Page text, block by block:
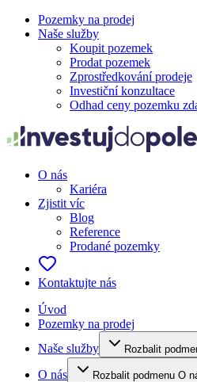
Pozemky na prodej
Naše služby
Koupit pozemek
Prodat pozemek
Zprostředkování prodeje
Investiční konzultace
Odhad ceny pozemku
O nás
Kariéra
Zjistit víc
Blog
Reference
Prodané pozemky
Kontaktujte nás
Úvod
Pozemky na prodej
Naše služby
Rozbalit
O nás Rozbalit podmenu O